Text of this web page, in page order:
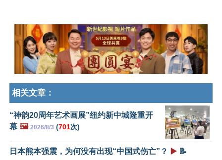
相关文章：
“神韵20周年艺术画展”纽约新中城隆重开
幕 🖼️ 2026/8/3 (701次)
日本熊本强震，为何没有出现“中国式伤亡”？ ▶️ 📝